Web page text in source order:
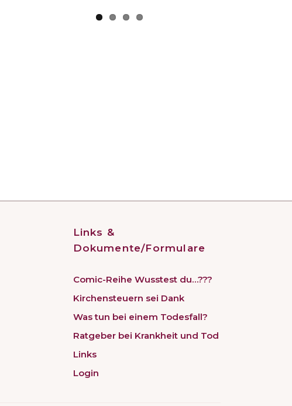
Links &
Dokumente/Formulare
Comic-Reihe Wusstest du…???
Kirchensteuern sei Dank
Was tun bei einem Todesfall?
Ratgeber bei Krankheit und Tod
Links
Login